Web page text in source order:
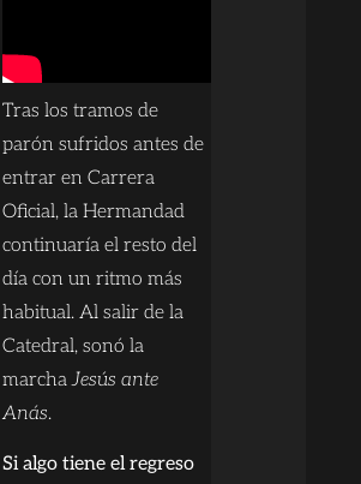
Tras los tramos de
parón sufridos antes de
entrar en Carrera
Oficial, la Hermandad
continuaría el resto del
día con un ritmo más
habitual. Al salir de la
Catedral, sonó la
marchaJesús ante
Anás.
Si algo tiene el regreso